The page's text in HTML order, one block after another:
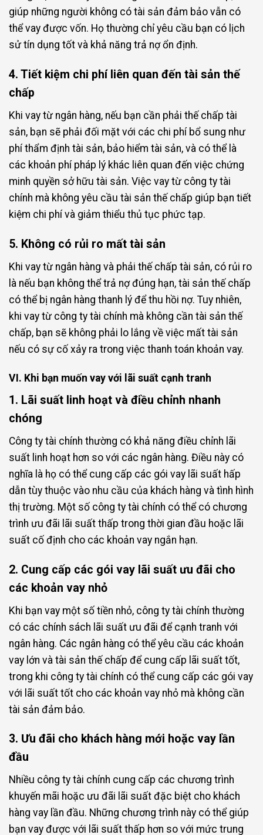
giúp những người không có tài sản đảm bảo vẫn có
thể vay được vốn. Họ thường chỉ yêu cầu bạn có lịch
sử tín dụng tốt và khả năng trả nợ ổn định.
4. Tiết kiệm chi phí liên quan đến tài sản thế
chấp
Khi vay từ ngân hàng, nếu bạn cần phải thế chấp tài
sản, bạn sẽ phải đối mặt với các chi phí bổ sung như
phí thẩm định tài sản, bảo hiểm tài sản, và có thể là
các khoản phí pháp lý khác liên quan đến việc chứng
minh quyền sở hữu tài sản. Việc vay từ công ty tài
chính mà không yêu cầu tài sản thế chấp giúp bạn tiết
kiệm chi phí và giảm thiểu thủ tục phức tạp.
5. Không có rủi ro mất tài sản
Khi vay từ ngân hàng và phải thế chấp tài sản, có rủi ro
là nếu bạn không thể trả nợ đúng hạn, tài sản thế chấp
có thể bị ngân hàng thanh lý để thu hồi nợ. Tuy nhiên,
khi vay từ công ty tài chính mà không cần tài sản thế
chấp, bạn sẽ không phải lo lắng về việc mất tài sản
nếu có sự cố xảy ra trong việc thanh toán khoản vay.
VI. Khi bạn muốn vay với lãi suất cạnh tranh
1. Lãi suất linh hoạt và điều chỉnh nhanh
chóng
Công ty tài chính thường có khả năng điều chỉnh lãi
suất linh hoạt hơn so với các ngân hàng. Điều này có
nghĩa là họ có thể cung cấp các gói vay lãi suất hấp
dẫn tùy thuộc vào nhu cầu của khách hàng và tình hình
thị trường. Một số công ty tài chính có thể có chương
trình ưu đãi lãi suất thấp trong thời gian đầu hoặc lãi
suất cố định cho các khoản vay ngắn hạn.
2. Cung cấp các gói vay lãi suất ưu đãi cho
các khoản vay nhỏ
Khi bạn vay một số tiền nhỏ, công ty tài chính thường
có các chính sách lãi suất ưu đãi để cạnh tranh với
ngân hàng. Các ngân hàng có thể yêu cầu các khoản
vay lớn và tài sản thế chấp để cung cấp lãi suất tốt,
trong khi công ty tài chính có thể cung cấp các gói vay
với lãi suất tốt cho các khoản vay nhỏ mà không cần
tài sản đảm bảo.
3. Ưu đãi cho khách hàng mới hoặc vay lần
đầu
Nhiều công ty tài chính cung cấp các chương trình
khuyến mãi hoặc ưu đãi lãi suất đặc biệt cho khách
hàng vay lần đầu. Những chương trình này có thể giúp
bạn vay được với lãi suất thấp hơn so với mức trung